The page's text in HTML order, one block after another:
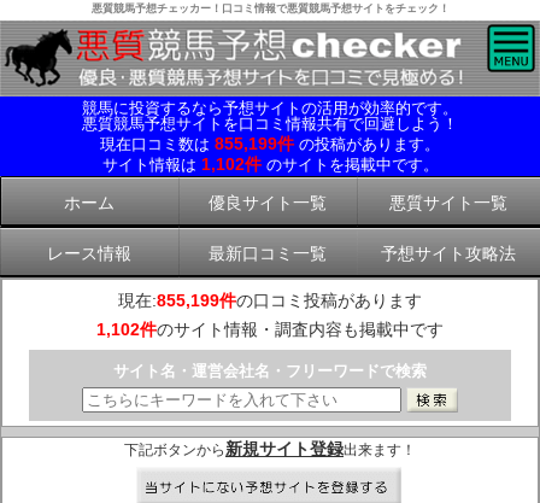
悪質競馬予想チェッカー！口コミ情報で悪質競馬予想サイトをチェック！
競馬に投資するなら予想サイトの活用が効率的です。
悪質競馬予想サイトを口コミ情報共有で回避しよう！
現在口コミ数は 855,199件 の投稿があります。
サイト情報は 1,102件 のサイトを掲載中です。
ホーム 優良サイト一覧 悪質サイト一覧
レース情報 最新口コミ一覧 予想サイト攻略法
現在:855,199件の口コミ投稿があります
1,102件のサイト情報・調査内容も掲載中です
サイト名・運営会社名・フリーワードで検索
下記ボタンから 新規サイト登録出来ます！